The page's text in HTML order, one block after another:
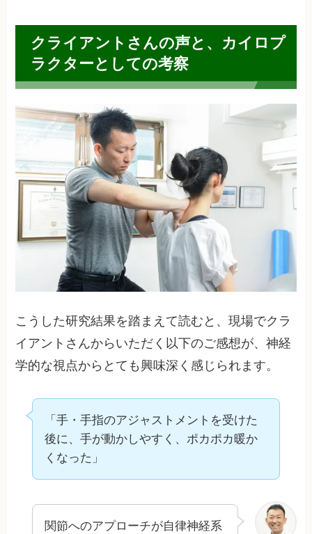
クライアントさんの声と、カイロプ
ラクターとしての考察
こうした研究結果を踏まえて読むと、現場でクラ
イアントさんからいただく以下のご感想が、神経
学的な視点からとても興味深く感じられます。
「手・手指のアジャストメントを受けた
後に、手が動かしやすく、ポカポカ暖か
くなった」
関節へのアプローチが自律神経系